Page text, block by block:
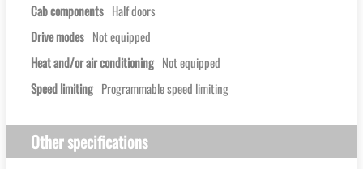
Cab components Half doors
Drive modes Not equipped
Heat and/or air conditioning Not equipped
Speed limiting Programmable speed limiting
Other specifications